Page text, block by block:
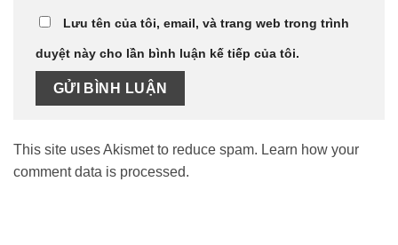
Lưu tên của tôi, email, và trang web trong trình
duyệt này cho lần bình luận kế tiếp của tôi.
This site uses Akismet to reduce spam. Learn how your
comment data is processed.